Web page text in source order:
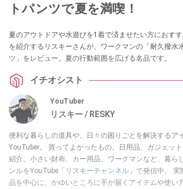
トパンツで夏を満喫！
夏のアウトドアや水遊びを1着で済ませたい方におす
を紹介するリスキーさんが、ワークマンの「耐久撥水
ツ」をレビュー。夏の行動範囲を広げる名品です。
イチオシスト
YouTuber
リスキー / RESKY
便利な暮らしの道具や、日々の困りごとを解決するア
YouTuber。 買ってよかったもの、日用品、ガジェッ
紹介、小さい財布、カー用品、ワークマンなど、暮ら
ンルをYouTube「 リスキーチャンネル 」で発信中。
品を中心に、かゆいところに手が届くアイテムや使い